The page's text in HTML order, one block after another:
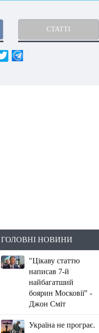
СТАТТІ
ГОЛОВНІ НОВИНИ
"Цікаву статтю
написав 7-й
найбагатший
боярин Московії" -
Джон Сміт
Україна не програє.